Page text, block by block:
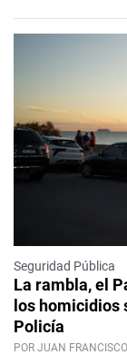
Seguridad Pública
La rambla, el
los homicidios
Policía
POR JUAN